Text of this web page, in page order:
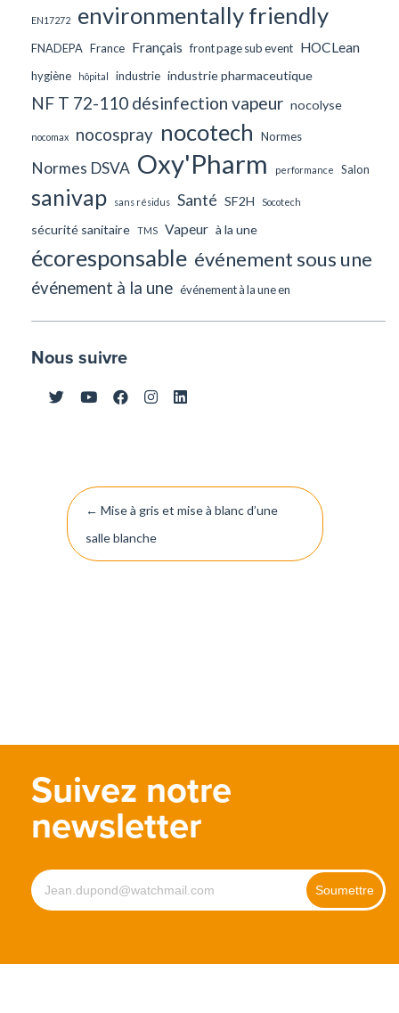
EN17272 environmentally friendly
FNADEPA France Français front page sub event HOCLean
hygiène hôpital industrie industrie pharmaceutique
NF T 72-110 désinfection vapeur nocolyse
nocomax nocospray nocotech Normes
Normes DSVA Oxy'Pharm performance Salon
sanivap sans résidus Santé SF2H Socotech
sécurité sanitaire TMS Vapeur à la une
écoresponsable événement sous une
événement à la une événement à la une en
Nous suivre
Navigation
l’article
← Mise à gris et mise à blanc d’une
salle blanche
Suivez notre
newsletter